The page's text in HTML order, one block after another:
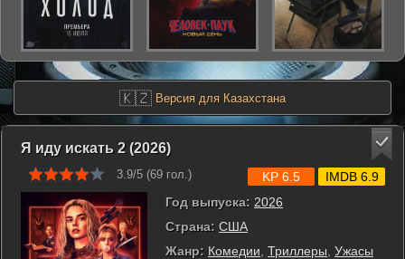
🇰🇿 Версия для Казахстана
Я иду искать 2 (2026)
3.9/5 (69 гол.)
Год выпуска: 2026
Страна: США
Жанр: Комедии Триллеры Ужасы
KP 6.5 IMDB 6.9